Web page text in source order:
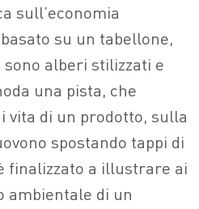
sull’economia
su un tabellone,
alberi stilizzati e
una pista, che
vita di un prodotto, sulla
spostando tappi di
finalizzato a illustrare ai
ambientale di un